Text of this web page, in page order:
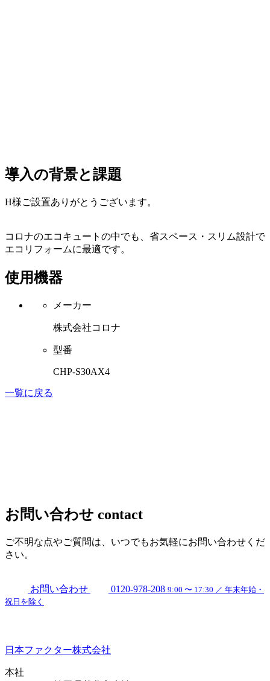
導入の背景と課題
H様ご設置ありがとうございます。
コロナのエコキュートの中でも、省スペース・スリム設計で
エコリフォームに最適です。
使用機器
メーカー
株式会社コロナ
型番
CHP-S30AX4
一覧に戻る
お問い合わせ contact
ご不明な点やご質問は、いつでもお気軽にお問い合わせくだ
さい。
お問い合わせ 0120-978-208 9:00 〜 17:30 ／ 年末年始・
祝日を除く
日本ファクター株式会社
本社